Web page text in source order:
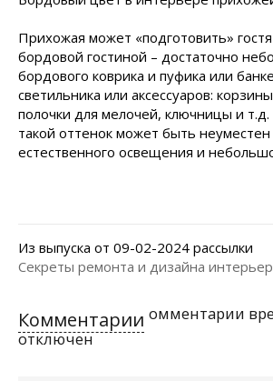
Прихожая может «подготовить»
бордовой гостиной – достаточно
бордового коврика и пуфика или
светильника или аксессуаров:
полочки для мелочей, ключницы и
такой оттенок может быть неуместен
естественного освещения и
Из выпуска от 09-02-2024 рассылки
Секреты ремонта и дизайна
Комментарии омментарии
отключен